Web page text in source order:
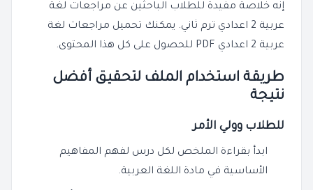
إنه خلاصة مفيدة للطلاب الباحثين عن مراجعات لغة
عربية 2 اعدادي ترم ثاني. يمكنك تحميل مراجعات لغة
عربية 2 اعدادي PDF للحصول على كل هذا المحتوى.
طريقة استخدام الملف لتحقيق أفضل
نتيجة
للطلاب وولي الأمر
ابدأ بقراءة الملخص لكل درس لفهم المفاهيم
الأساسية في مادة اللغة العربية.